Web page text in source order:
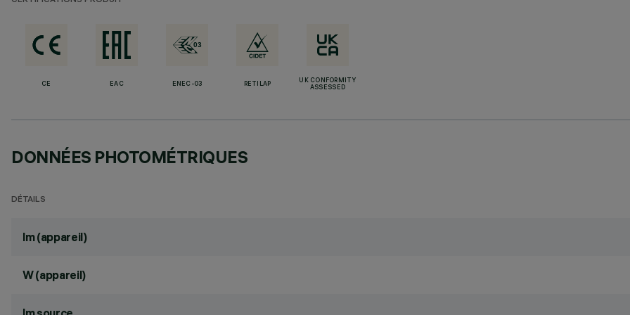
CE EAC ENEC-03 RETILAP
UK CONFORMITY
ASSESSED
DONNÉES PHOTOMÉTRIQUES
DÉTAILS
lm (appareil)
W (appareil)